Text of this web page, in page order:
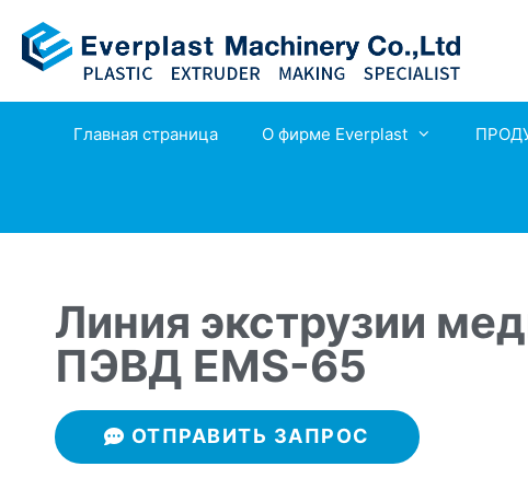
Главная страница О фирме Everplast
Линия экструзии
ПЭВД EMS-65
ОТПРАВИТЬ ЗАПРОС